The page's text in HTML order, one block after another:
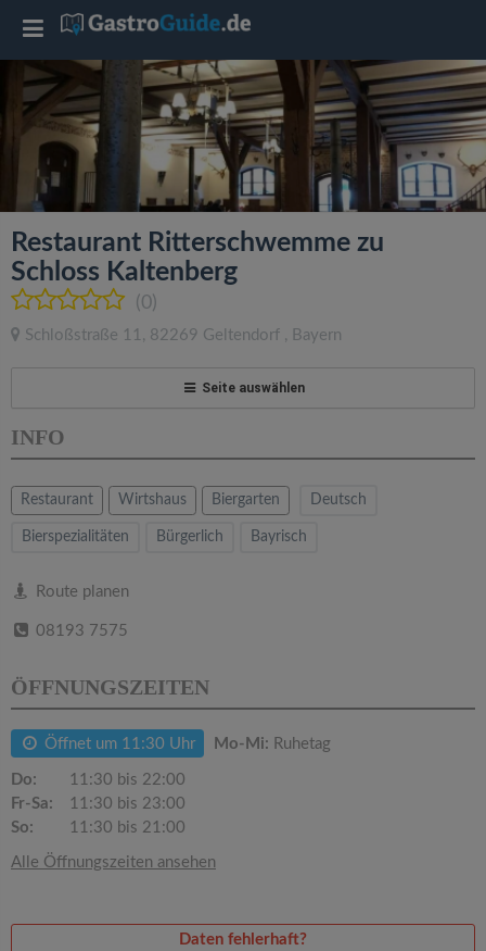
Restaurant Ritterschwemme zu
Schloss Kaltenberg
(0)
Schloßstraße 11 , 82269 Geltendorf , Bayern
Seite auswählen
INFO
Restaurant Wirtshaus Biergarten Deutsch
Bierspezialitäten Bürgerlich Bayrisch
Route planen
08193 7575
ÖFFNUNGSZEITEN
Öffnet um 11:30 Uhr Mo-Mi: Ruhetag
Do:
11:30 bis 22:00
Fr-Sa:
11:30 bis 23:00
So:
11:30 bis 21:00
Alle Öffnungszeiten ansehen
Daten fehlerhaft?
T
o
g
l
e
a
v
i